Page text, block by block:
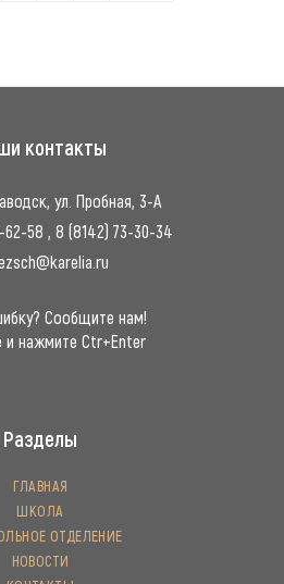
контакты
ул. Пробная, 3-А
62-58 , 8 (8142) 73-30-34
Сообщите нам!
и нажмите Ctr+Enter
Разделы
ГЛАВНАЯ
ШКОЛА
ОТДЕЛЕНИЕ
НОВОСТИ